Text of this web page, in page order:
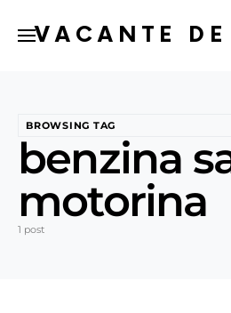
VACANTE
BROWSING TAG
benzina
motorina
1 post